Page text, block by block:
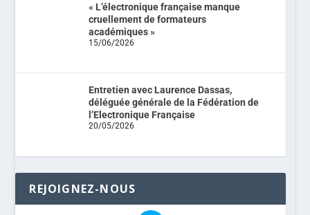
« L’électronique française manque
cruellement de formateurs
académiques »
15/06/2026
Entretien avec Laurence Dassas,
déléguée générale de la Fédération de
l’Electronique Française
20/05/2026
REJOIGNEZ-NOUS